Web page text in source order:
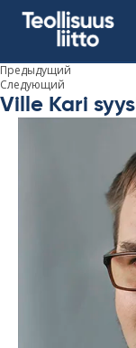
Предыдущий
Следующий
Ville Kari